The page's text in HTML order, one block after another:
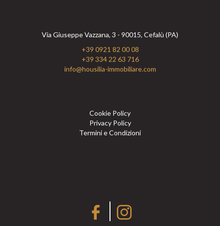
Via Giuseppe Vazzana, 3 - 90015, Cefalù (PA)
+39 0921 82 00 08
+39 334 22 63 716
info@housilia-immobiliare.com
Cookie Policy
Privacy Policy
Termini e Condizioni